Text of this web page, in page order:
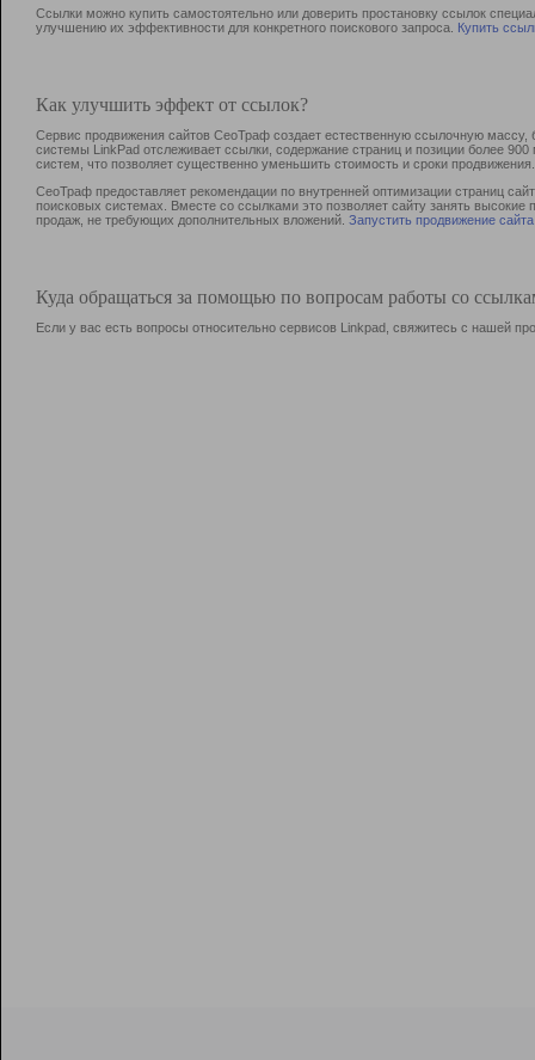
Ссылки можно купить самостоятельно или доверить простановку ссылок
улучшению их эффективности для конкретного поискового запроса. Купить
Как улучшить эффект от ссылок?
Сервис продвижения сайтов СеоТраф создает естественную ссылочную
системы LinkPad отслеживает ссылки, содержание страниц и позиции более
систем, что позволяет существенно уменьшить стоимость и сроки продвижения.
СеоТраф предоставляет рекомендации по внутренней оптимизации страниц
поисковых системах. Вместе со ссылками это позволяет сайту занять
продаж, не требующих дополнительных вложений. Запустить продвижение сайта
Куда обращаться за помощью по вопросам работы со
Если у вас есть вопросы относительно сервисов Linkpad, свяжитесь с нашей